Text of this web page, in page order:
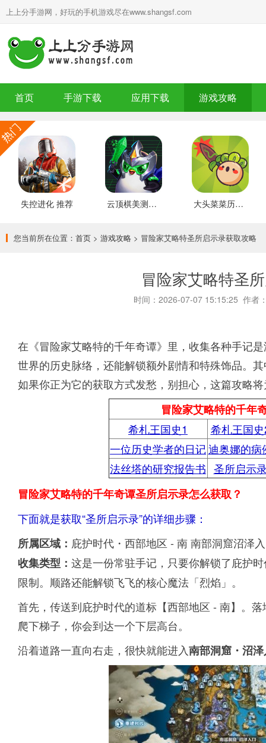
上上分手游网，好玩的手机游戏尽在www.shangsf.com
首页 手游下载 应用下载 游戏攻略
失控进化 推荐 云顶棋美测服 最新版 大头菜菜历险记 好玩的
您当前所在位置： 首页 > 游戏攻略 > 冒险家艾略特圣所启示录获取攻略
冒险家艾略特圣
时间：2026-07-07 15:15:25 作者
在《冒险家艾略特的千年奇谭》里，收集各种手记
世界的历史脉络，还能解锁额外剧情和特殊饰品。
如果你正为它的获取方式发愁，别担心，这篇攻略
冒险家艾略特的千年
希札王国史1
希札王国
一位历史学者的日记迪奥娜的病
法丝塔的研究报告书 圣所启示
冒险家艾略特的千年奇谭圣所启示录怎么获取？
下面就是获取“圣所启示录”的详细步骤：
所属区域： 庇护时代・西部地区 - 南 南部洞窟沼泽
收集类型： 这是一份常驻手记，只要你解锁了庇护
限制。顺路还能解锁飞飞的核心魔法「烈焰」。
首先，传送到庇护时代的道标【西部地区 - 南】。
爬下梯子，你会到达一个下层高台。
沿着道路一直向右走，很快就能进入南部洞窟・沼